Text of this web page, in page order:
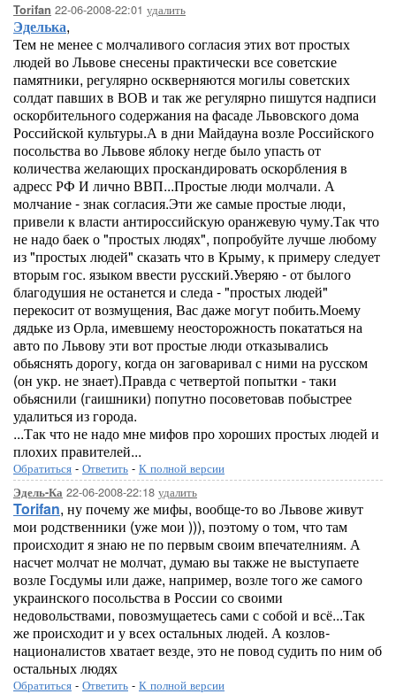
Torifan 22-06-2008-22:01 удалить
Эделька,
Тем не менее с молчаливого согласия этих вот простых
людей во Львове снесены практически все советские
памятники, регулярно оскверняются могилы советских
солдат павших в ВОВ и так же регулярно пишутся надписи
оскорбительного содержания на фасаде Львовского дома
Российской культуры.А в дни Майдауна возле Российского
посольства во Львове яблоку негде было упасть от
количества желающих проскандировать оскорбления в
адресс РФ И лично ВВП...Простые люди молчали. А
молчание - знак согласия.Эти же самые простые люди,
привели к власти антироссийскую оранжевую чуму.Так что
не надо баек о "простых людях", попробуйте лучше любому
из "простых людей" сказать что в Крыму, к примеру следует
вторым гос. языком ввести русский.Уверяю - от былого
благодушия не останется и следа - "простых людей"
перекосит от возмущения, Вас даже могут побить.Моему
дядьке из Орла, имевшему неосторожность покататься на
авто по Львову эти вот простые люди отказывались
обьяснять дорогу, когда он заговаривал с ними на русском
(он укр. не знает).Правда с четвертой попытки - таки
обьяснили (гаишники) попутно посоветовав побыстрее
удалиться из города.
...Так что не надо мне мифов про хороших простых людей и
плохих правителей...
Обратиться - Ответить - К полной версии
Эдель-Ка 22-06-2008-22:18 удалить
Torifan, ну почему же мифы, вообще-то во Львове живут
мои родственники (уже мои ))), поэтому о том, что там
происходит я знаю не по первым своим впечателниям. А
насчет молчат не молчат, думаю вы также не выступаете
возле Госдумы или даже, например, возле того же самого
украинского посольства в России со своими
недовольствами, повозмущаетесь сами с собой и всё...Так
же происходит и у всех остальных людей. А козлов-
националистов хватает везде, это не повод судить по ним об
остальных людях
Обратиться - Ответить - К полной версии